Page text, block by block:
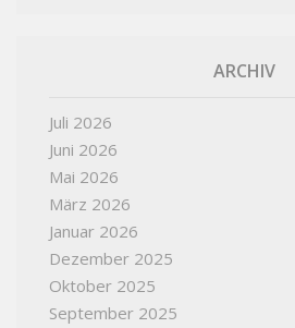
ARCHIV
Juli 2026
Juni 2026
Mai 2026
März 2026
Januar 2026
Dezember 2025
Oktober 2025
September 2025